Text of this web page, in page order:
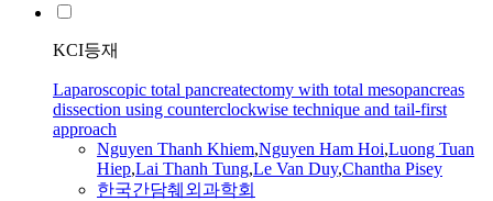
KCI등재
Laparoscopic total pancreatectomy with total mesopancreas
dissection using counterclockwise technique and tail-first
approach
Nguyen Thanh Khiem,Nguyen Ham Hoi,Luong Tuan
Hiep,Lai Thanh Tung,Le Van Duy,Chantha Pisey
한국간담췌외과학회